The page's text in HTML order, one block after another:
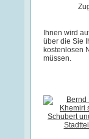
Ihnen wird
über die Sie
kostenlosen
müssen.